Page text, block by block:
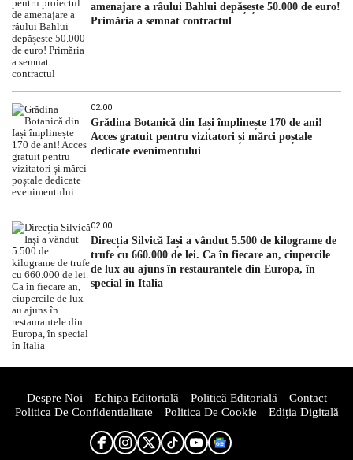
amenajare a râului Bahlui depășește 50.000 de euro!
Primăria a semnat contractul
02:00
Grădina Botanică din Iași împlinește 170 de ani!
Acces gratuit pentru vizitatori și mărci poștale
dedicate evenimentului
02:00
Direcția Silvică Iași a vândut 5.500 de kilograme de
trufe cu 660.000 de lei. Ca în fiecare an, ciupercile
de lux au ajuns în restaurantele din Europa, în
special în Italia
Despre Noi Echipa Editorială Politică Editorială
Contact
Politica De Confidentialitate
Politica De Cookie Ediția Digitală